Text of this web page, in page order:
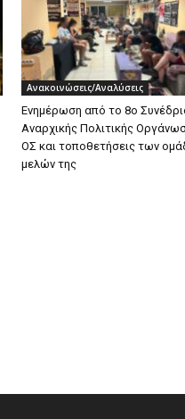
Ανακοινώσεις/Αναλύσεις
Ενημέρωση από το 8ο
Αναρχικής Πολιτικής
ΟΣ και τοποθετήσεις των
μελών της